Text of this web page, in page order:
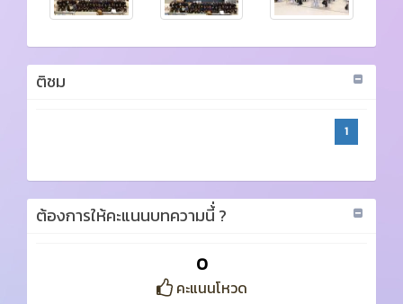
ติชม
1
ต้องการให้คะแนนบทความนี้่ ?
0
คะแนนโหวด